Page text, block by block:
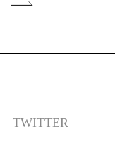
TWITTER